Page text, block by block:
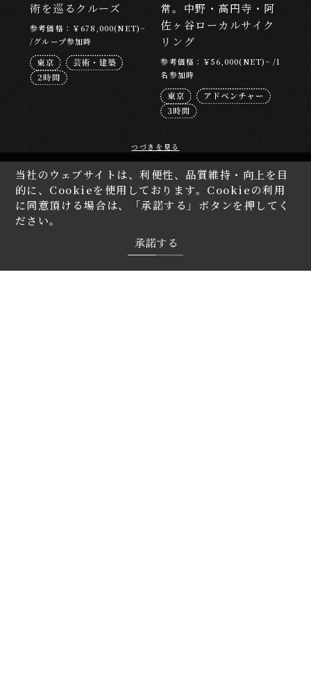
術を巡るクルーズ
参考価格：￥678,000(NET)~
/グループ参加時
常。中野・高円寺・阿
佐ヶ谷ローカルサイク
リング
参考価格：￥56,000(NET)~ /1
名参加時
つづきを見る
茨城
栃木
埼玉
当社のウェブサイトは、利便性、品質維持・向上を目
的に、Cookieを使用しております。Cookieの利用
に同意頂ける場合は、「承諾する」ボタンを押してく
ださい。
承諾する